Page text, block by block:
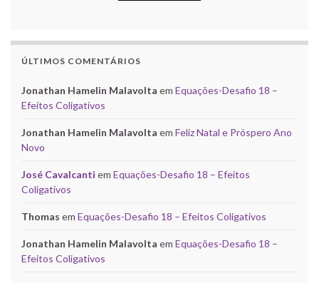
ÚLTIMOS COMENTÁRIOS
Jonathan Hamelin Malavolta em Equações-Desafio 18 –
Efeitos Coligativos
Jonathan Hamelin Malavolta em Feliz Natal e Próspero Ano
Novo
José Cavalcanti em Equações-Desafio 18 – Efeitos
Coligativos
Thomas em Equações-Desafio 18 – Efeitos Coligativos
Jonathan Hamelin Malavolta em Equações-Desafio 18 –
Efeitos Coligativos